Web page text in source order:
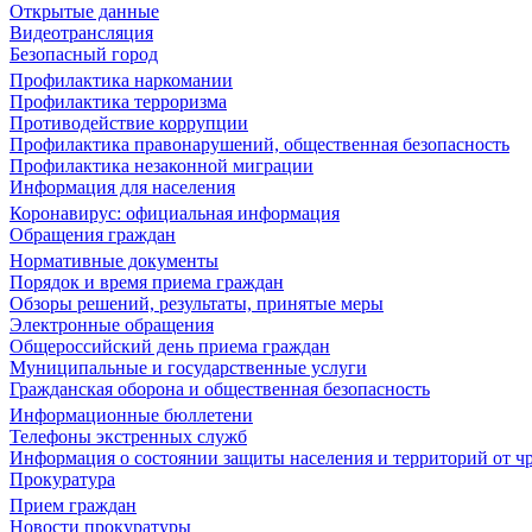
Открытые данные
Видеотрансляция
Безопасный город
Профилактика наркомании
Профилактика терроризма
Противодействие коррупции
Профилактика правонарушений, общественная безопасность
Профилактика незаконной миграции
Информация для населения
Коронавирус: официальная информация
Обращения граждан
Нормативные документы
Порядок и время приема граждан
Обзоры решений, результаты, принятые меры
Электронные обращения
Общероссийский день приема граждан
Муниципальные и государственные услуги
Гражданская оборона и общественная безопасность
Информационные бюллетени
Телефоны экстренных служб
Информация о состоянии защиты населения и территорий от
Прокуратура
Прием граждан
Новости прокуратуры